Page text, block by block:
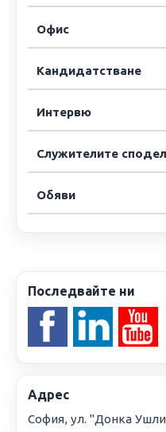
Офис
Кандидатстване
Интервю
Служителите
Обяви
Последвайте ни
Адрес
София, ул. "Донка